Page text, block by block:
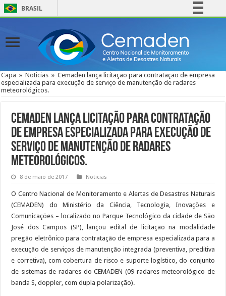
BRASIL
Comunica BR
Participe
Acesso à informação
Legislação
Capa » Noticias » Cemaden lança licitação para contratação de empresa
especializada para execução de serviço de manutenção de radares
meteorológicos.
Cemaden lança licitação para contratação
de empresa especializada para execução de
serviço de manutenção de radares
meteorológicos.
8 de maio de 2017 Noticias
O Centro Nacional de Monitoramento e Alertas de Desastres Naturais
(CEMADEN) do Ministério da Ciência, Tecnologia, Inovações e
Comunicações – localizado no Parque Tecnológico da cidade de São
José dos Campos (SP), lançou edital de licitação na modalidade
pregão eletrônico para contratação de empresa especializada para a
execução de serviços de manutenção integrada (preventiva, preditiva
e corretiva), com cobertura de risco e suporte logístico, do conjunto
de sistemas de radares do CEMADEN (09 radares meteorológico de
banda S, doppler, com dupla polarização).